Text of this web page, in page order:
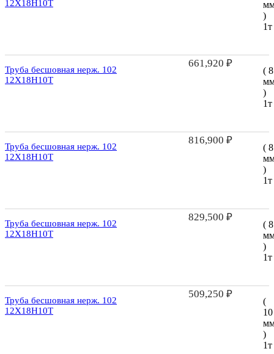
12Х18Н10Т
)
1т
Труба бесшовная нерж. 102
12Х18Н10Т
661,920 ₽
( 8
)
1т
Труба бесшовная нерж. 102
12Х18Н10Т
816,900 ₽
( 8
)
1т
Труба бесшовная нерж. 102
12Х18Н10Т
829,500 ₽
( 8
)
1т
Труба бесшовная нерж. 102
12Х18Н10Т
509,250 ₽
(
10
)
1т